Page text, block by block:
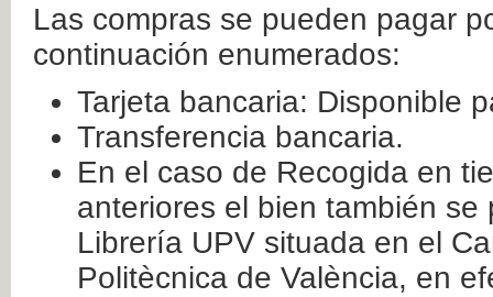
Las compras se pueden pagar
continuación enumerados:
Tarjeta bancaria: Disponible
Transferencia bancaria.
En el caso de Recogida en
anteriores el bien también
Librería UPV situada en el
Politècnica de València, en